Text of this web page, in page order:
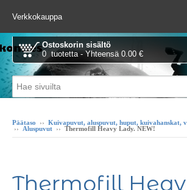
Verkkokauppa
Ostoskorin sisältö
0 tuotetta - Yhteensä 0.00 €
Päätaso ›› Kuivapuvut, aluspuvut, huput, kuivahanskat,
›› Aluspuvut ›› Thermofill Heavy Lady. NEW!
Thermofill